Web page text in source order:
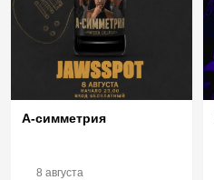
А-симметрия
8 августа